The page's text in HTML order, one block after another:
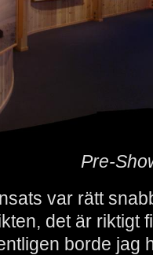
Pre-
var rätt
det är riktigt
borde jag